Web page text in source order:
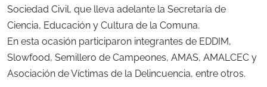
Sociedad Civil, que lleva adelante la Secretaría de
Ciencia, Educación y Cultura de la Comuna.
En esta ocasión participaron integrantes de EDDIM,
Slowfood, Semillero de Campeones, AMAS, AMALCEC y
Asociación de Víctimas de la Delincuencia, entre otros.